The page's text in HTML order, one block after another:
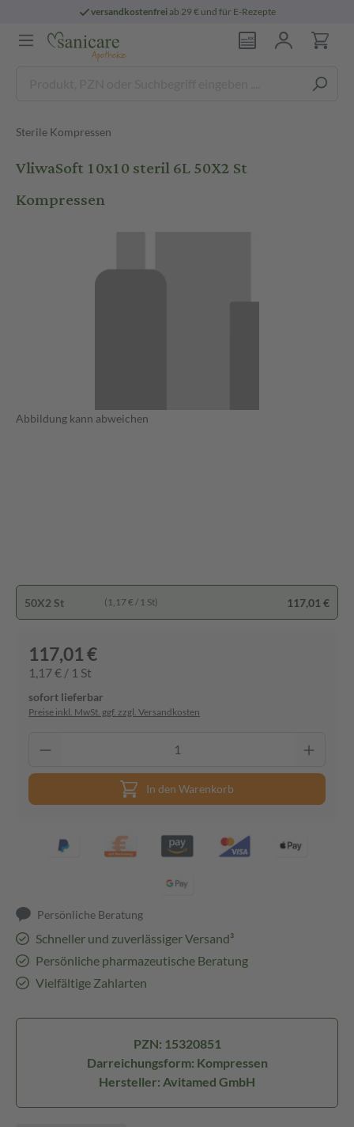
versandkostenfreiab 29 € und für E-Rezepte
Sterile Kompressen
VliwaSoft 10x10 steril 6L 50X2 St
Kompressen
Abbildung kann abweichen
50X2 St (1,17 € / 1 St) 117,01 €
117,01 €
1,17 € / 1 St
sofort lieferbar
Preise inkl. MwSt. ggf. zzgl. Versandkosten
In den Warenkorb
Persönliche Beratung
Schneller und zuverlässiger Versand³
Persönliche pharmazeutische Beratung
Vielfältige Zahlarten
PZN: 15320851
Darreichungsform: Kompressen
Hersteller: Avitamed GmbH